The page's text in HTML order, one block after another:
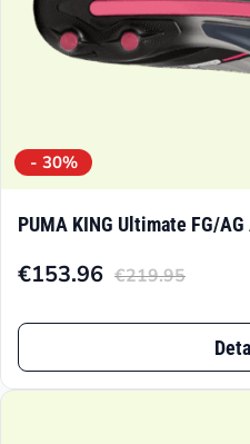
- 30%
PUMA KING Ultimate FG/
€219.95
Ursprünglicher
Preis
€219.95
€153.96
Aktueller
Preis
€153.96.
Dieses
Produkt